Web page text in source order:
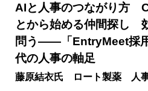
AIと人事のつながり方
とから始める仲間探し
問う――「EntryMeet採
代の人事の軸足
藤原結衣氏 ロート製薬 人